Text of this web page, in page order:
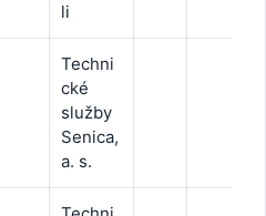
li
Techni
cké
služby
Senica,
a. s.